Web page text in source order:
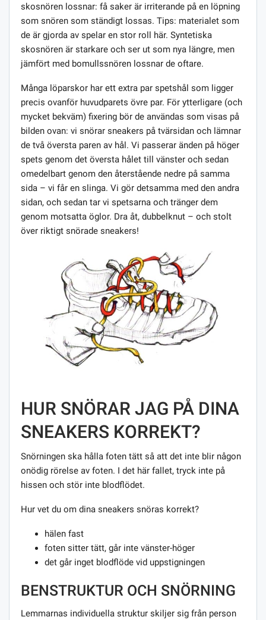
skosnören lossnar: få saker är irriterande på en löpning
som snören som ständigt lossas. Tips: materialet som
de är gjorda av spelar en stor roll här. Syntetiska
skosnören är starkare och ser ut som nya längre, men
jämfört med bomullssnören lossnar de oftare.
Många löparskor har ett extra par spetshål som ligger
precis ovanför huvudparets övre par. För ytterligare (och
mycket bekväm) fixering bör de användas som visas på
bilden ovan: vi snörar sneakers på tvärsidan och lämnar
de två översta paren av hål. Vi passerar änden på höger
spets genom det översta hålet till vänster och sedan
omedelbart genom den återstående nedre på samma
sida – vi får en slinga. Vi gör detsamma med den andra
sidan, och sedan tar vi spetsarna och tränger dem
genom motsatta öglor. Dra åt, dubbelknut – och stolt
över riktigt snörade sneakers!
HUR SNÖRAR JAG PÅ DINA
SNEAKERS KORREKT?
Snörningen ska hålla foten tätt så att det inte blir någon
onödig rörelse av foten. I det här fallet, tryck inte på
hissen och stör inte blodflödet.
Hur vet du om dina sneakers snöras korrekt?
hälen fast
foten sitter tätt, går inte vänster-höger
det går inget blodflöde vid uppstigningen
BENSTRUKTUR OCH SNÖRNING
Lemmarnas individuella struktur skiljer sig från person